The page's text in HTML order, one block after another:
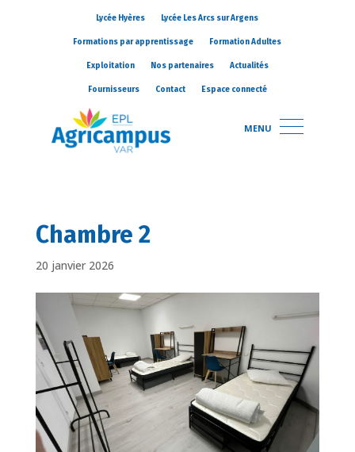
Lycée Hyères Lycée Les Arcs sur Argens
Formations par apprentissage Formation Adultes
Exploitation Nos partenaires Actualités
Fournisseurs Contact Espace connecté
MENU
Chambre 2
20 janvier 2026